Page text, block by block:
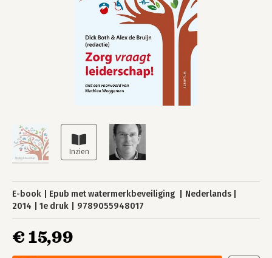
E-book Epub met watermerkbeveiliging
Nederlands
2014
1e druk 9789055948017
€ 15,99